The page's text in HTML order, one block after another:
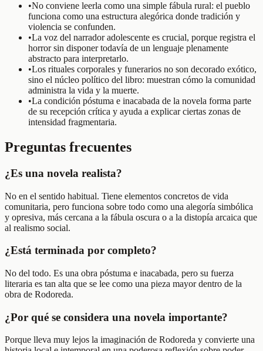
•No conviene leerla como una simple fábula rural: el pueblo
funciona como una estructura alegórica donde tradición y
violencia se confunden.
•La voz del narrador adolescente es crucial, porque registra el
horror sin disponer todavía de un lenguaje plenamente
abstracto para interpretarlo.
•Los rituales corporales y funerarios no son decorado exótico,
sino el núcleo político del libro: muestran cómo la comunidad
administra la vida y la muerte.
•La condición póstuma e inacabada de la novela forma parte
de su recepción crítica y ayuda a explicar ciertas zonas de
intensidad fragmentaria.
Preguntas frecuentes
¿Es una novela realista?
No en el sentido habitual. Tiene elementos concretos de vida
comunitaria, pero funciona sobre todo como una alegoría simbólica
y opresiva, más cercana a la fábula oscura o a la distopía arcaica que
al realismo social.
¿Está terminada por completo?
No del todo. Es una obra póstuma e inacabada, pero su fuerza
literaria es tan alta que se lee como una pieza mayor dentro de la
obra de Rodoreda.
¿Por qué se considera una novela importante?
Porque lleva muy lejos la imaginación de Rodoreda y convierte una